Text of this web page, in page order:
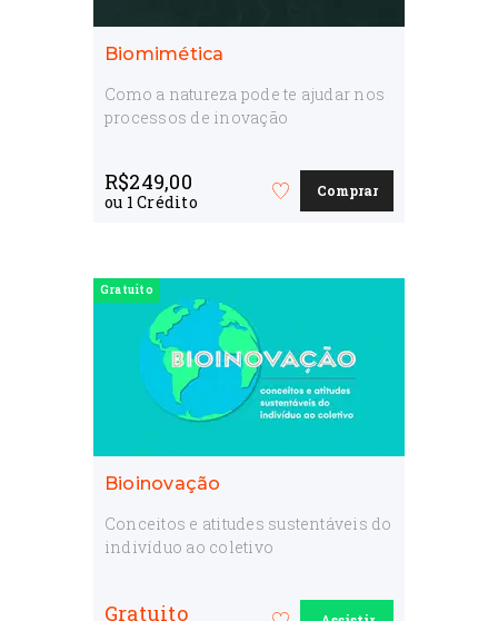
Biomimética
Como a natureza pode te ajudar nos
processos de inovação
R$249,00
ou 1 Crédito
FavoriteComprar
Gratuito
Bioinovação
Conceitos e atitudes sustentáveis do
indivíduo ao coletivo
Gratuito